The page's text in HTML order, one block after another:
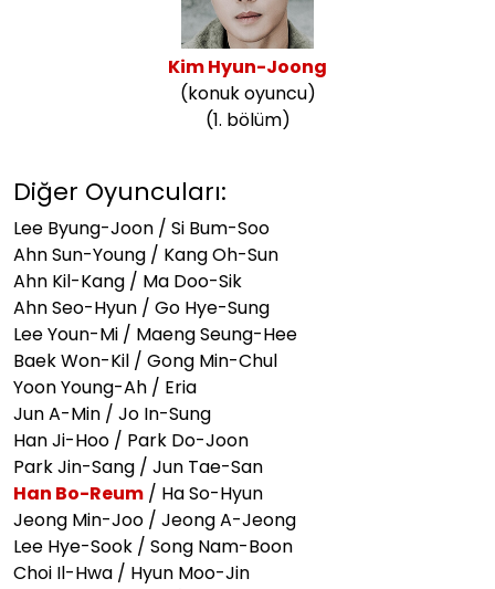
Kim Hyun-Joong
(konuk oyuncu)
(1. bölüm)
Diğer Oyuncuları:
Lee Byung-Joon / Si Bum-Soo
Ahn Sun-Young / Kang Oh-Sun
Ahn Kil-Kang / Ma Doo-Sik
Ahn Seo-Hyun / Go Hye-Sung
Lee Youn-Mi / Maeng Seung-Hee
Baek Won-Kil / Gong Min-Chul
Yoon Young-Ah / Eria
Jun A-Min / Jo In-Sung
Han Ji-Hoo / Park Do-Joon
Park Jin-Sang / Jun Tae-San
Han Bo-Reum / Ha So-Hyun
Jeong Min-Joo / Jeong A-Jeong
Lee Hye-Sook / Song Nam-Boon
Choi Il-Hwa / Hyun Moo-Jin